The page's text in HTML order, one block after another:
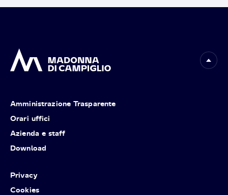
Amministrazione Trasparente
Orari uffici
Azienda e staff
Download
Privacy
Cookies